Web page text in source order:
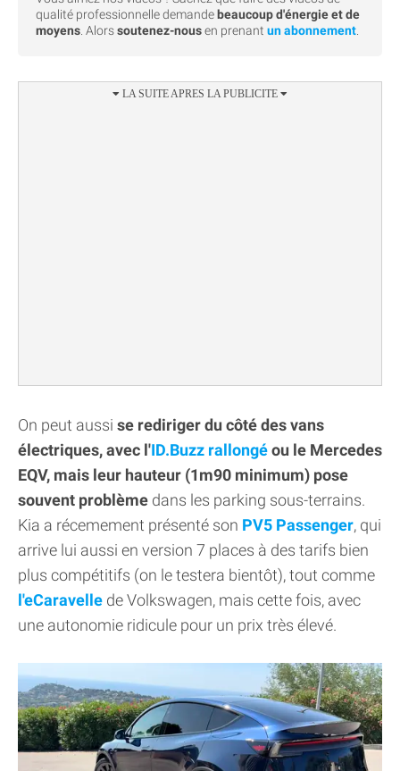
qualité professionnelle demande beaucoup d'énergie et de
moyens . Alorssoutenez-nousen prenant un abonnement
On peut aussi se rediriger du côté des vans
électriques, avec l'ID.Buzz rallongéou le Mercedes
EQV, mais leur hauteur (1m90 minimum) pose
souvent problème dans les parking sous-terrains.
Kia a récemement présenté son PV5 Passenger, qui
arrive lui aussi en version 7 places à des tarifs bien
plus compétitifs (on le testera bientôt), tout comme
l'eCaravelle de Volkswagen, mais cette fois, avec
une autonomie ridicule pour un prix très élevé.